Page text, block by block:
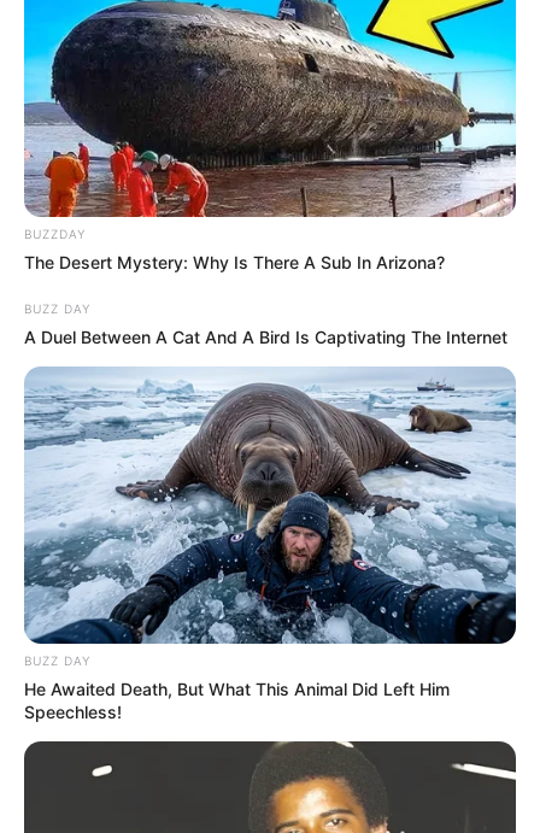
BUZZDAY
The Desert Mystery: Why Is There A Sub In Arizona?
BUZZ DAY
A Duel Between A Cat And A Bird Is Captivating The Internet
BUZZ DAY
He Awaited Death, But What This Animal Did Left Him
Speechless!